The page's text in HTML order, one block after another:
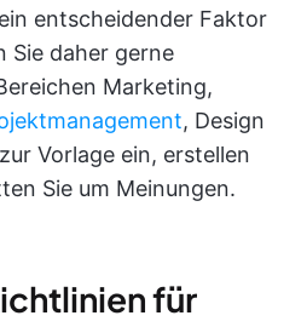
entscheidender Faktor
Sie daher gerne
Marketing,
, Design
Vorlage ein, erstellen
Sie um Meinungen.
für